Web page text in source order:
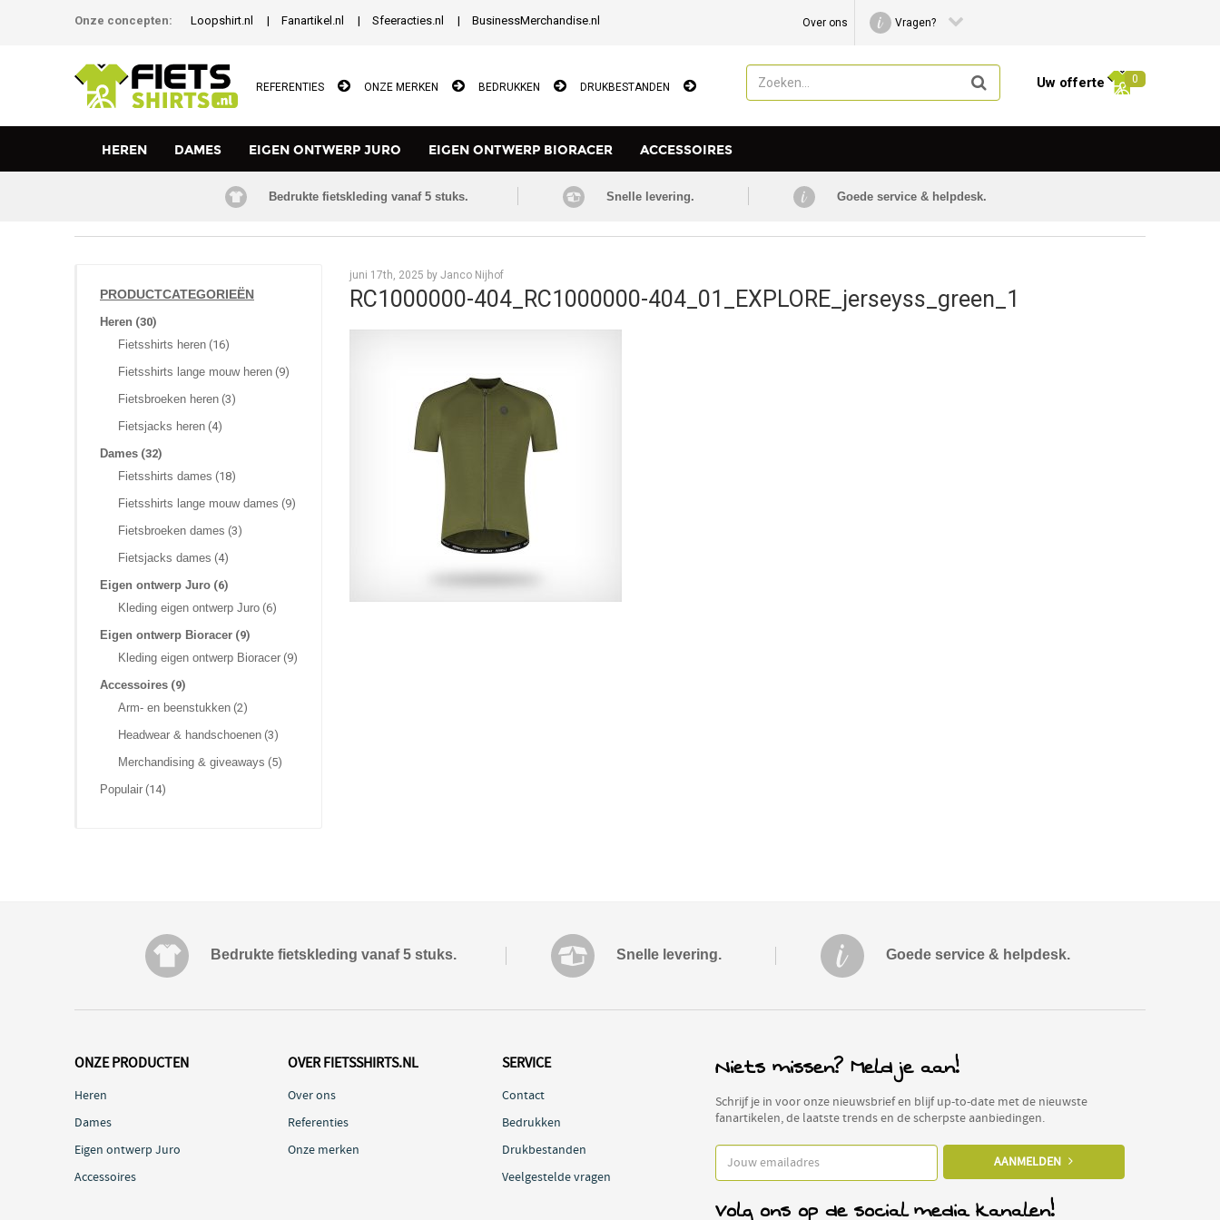
Onze concepten: Loopshirt.nl Fanartikel.nl Sfeeracties.nl BusinessMerchandise.nl Over ons Vragen?
REFERENTIES ONZE MERKEN BEDRUKKEN DRUKBESTANDEN Uw offerte 0
HEREN DAMES EIGEN ONTWERP JURO EIGEN ONTWERP BIORACER ACCESSOIRES
Bedrukte fietskleding vanaf 5 stuks. Snelle levering. Goede service & helpdesk.
TERUG NAAR HOMEPAGE Nieuws
juni 17th, 2025 by Janco Nijhof
RC1000000-404_RC1000000-404_01_EXPLORE_jerseyss_green_1
PRODUCTCATEGORIEËN
Heren (30)
Fietsshirts heren (16)
Fietsshirts lange mouw heren (9)
Fietsbroeken heren (3)
Fietsjacks heren (4)
Dames (32)
Fietsshirts dames (18)
Fietsshirts lange mouw dames (9)
Fietsbroeken dames (3)
Fietsjacks dames (4)
Eigen ontwerp Juro (6)
Kleding eigen ontwerp Juro (6)
Eigen ontwerp Bioracer (9)
Kleding eigen ontwerp Bioracer (9)
Accessoires (9)
Arm- en beenstukken (2)
Headwear & handschoenen (3)
Merchandising & giveaways (5)
Populair (14)
Bedrukte fietskleding vanaf 5 stuks. Snelle levering. Goede service & helpdesk.
ONZE PRODUCTEN
Heren
Dames
Eigen ontwerp Juro
Accessoires
OVER FIETSSHIRTS.NL
Over ons
Referenties
Onze merken
SERVICE
Contact
Bedrukken
Drukbestanden
Veelgestelde vragen
Niets missen? Meld je aan!
Schrijf je in voor onze nieuwsbrief en blijf up-to-date met de nieuwste
fanartikelen, de laatste trends en de scherpste aanbiedingen.
AANMELDEN
Volg ons op de social media kanalen!